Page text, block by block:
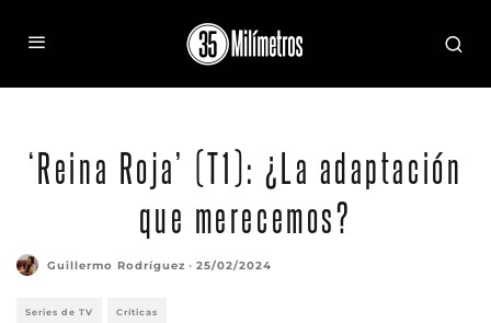
‘Reina Roja’ (T1): ¿La adaptación
que merecemos?
Guillermo Rodríguez · 25/02/2024
Series de TV Críticas